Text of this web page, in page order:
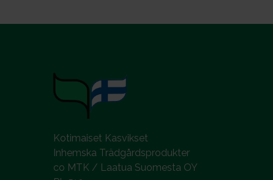
Kotimaiset Kasvikset
Inhemska Trädgårdsprodukter
co MTK / Laatua Suomesta OY